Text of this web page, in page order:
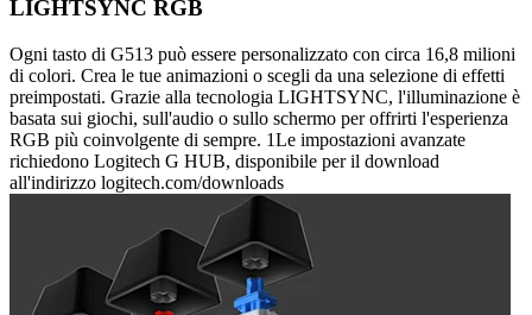
LIGHTSYNC RGB
Ogni tasto di G513 può essere personalizzato con circa 16,8 milioni
di colori. Crea le tue animazioni o scegli da una selezione di effetti
preimpostati. Grazie alla tecnologia LIGHTSYNC, l'illuminazione è
basata sui giochi, sull'audio o sullo schermo per offrirti l'esperienza
RGB più coinvolgente di sempre. 1Le impostazioni avanzate
richiedono Logitech G HUB, disponibile per il download
all'indirizzo logitech.com/downloads